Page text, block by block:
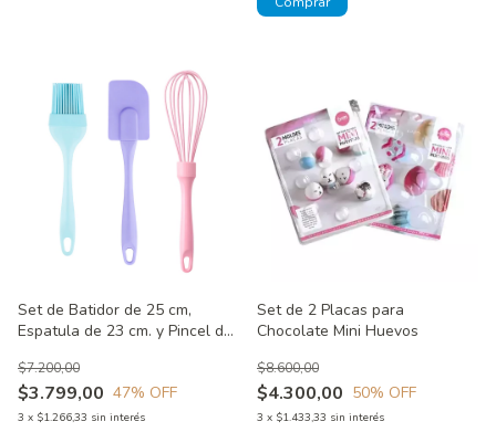
Set de Batidor de 25 cm,
Espatula de 23 cm. y Pincel de
Celeste
$3.799,00
$7.200,00
47% OFF
3 x $1.266,33 sin interés
Set de 2 Placas para
Chocolate Mini Huevos
$4.300,00
$8.600,00
50% OFF
3 x $1.433,33 sin interés